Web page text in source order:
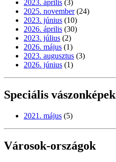
2023. április (3)
2025. november (24)
2023. június (10)
2026. április (30)
2023. július (2)
2026. május (1)
2023. augusztus (3)
2026. június (1)
Speciális vászonképek
2021. május (5)
Városok-országok